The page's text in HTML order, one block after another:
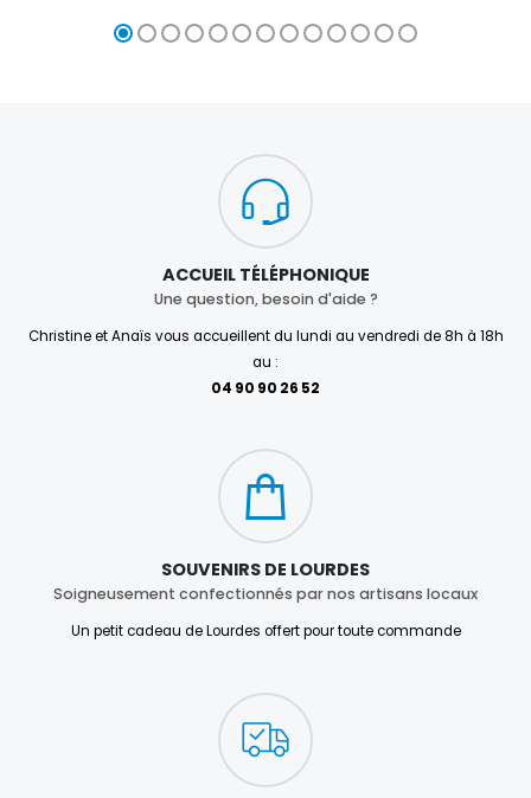
ACCUEIL TÉLÉPHONIQUE
Une question, besoin d'aide ?
Christine et Anaïs vous accueillent du lundi au vendredi de 8h à 18h
au :
04 90 90 26 52
SOUVENIRS DE LOURDES
Soigneusement confectionnés par nos artisans locaux
Un petit cadeau de Lourdes offert pour toute commande